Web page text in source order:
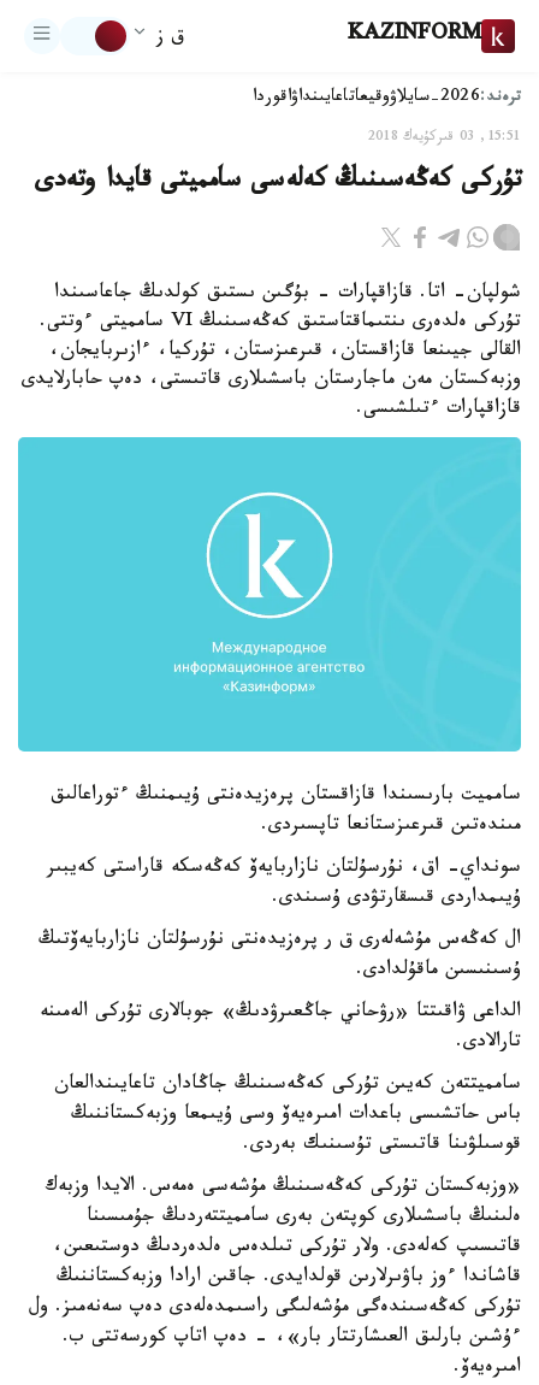
KAZINFORM ق ز
ترەند:2026-سايلاۋ وقيعاتاعايىنداۋاقوردا
15:51, 03 قىركۇيەك 2018
تۇركى كەڭەسىنىڭ كەلەسى سامميتى قايدا وتەدى
شولپان- اتا. قازاقپارات - بۇگىن ىستىق كولدىڭ جاعاسىندا
تۇركى ەلدەرى ىنتىماقتاستىق كەڭەسىنىڭ VI سامميتى ءوتتى.
القالى جيىنعا قازاقستان، قىرعىزستان، تۇركيا، ءازىربايجان،
وزبەكستان مەن ماجارستان باسشىلارى قاتىستى، دەپ حابارلايدى
قازاقپارات ءتىلشىسى.
سامميت بارىسىندا قازاقستان پرەزيدەنتى ۇيىمنىڭ ءتوراعالىق
مىندەتىن قىرعىزستانعا تاپسىردى.
سونداي- اق، نۇرسۇلتان نازاربايەۆ كەڭەسكە قاراستى كەيبىر
ۇيىمداردى قىسقارتۋدى ۇسىندى.
ال كەڭەس مۇشەلەرى ق ر پرەزيدەنتى نۇرسۇلتان نازاربايەۆتىڭ
ۇسىنىسىن ماقۇلدادى.
الداعى ۋاقىتتا «رۋحاني جاڭعىرۋدىڭ» جوبالارى تۇركى الەمىنە
تارالادى.
سامميتتەن كەيىن تۇركى كەڭەسىنىڭ جاڭادان تاعايىندالعان
باس حاتشىسى باعدات امىرەيەۆ وسى ۇيىمعا وزبەكستاننىڭ
قوسىلۋىنا قاتىستى تۇسىنىك بەردى.
«وزبەكستان تۇركى كەڭەسىنىڭ مۇشەسى ەمەس. الايدا وزبەك
ەلىنىڭ باسشىلارى كوپتەن بەرى سامميتتەردىڭ جۇمىسىنا
قاتىسىپ كەلەدى. ولار تۇركى تىلدەس ەلدەردىڭ دوستىعىن،
قاشاندا ءوز باۋىرلارىن قولدايدى. جاقىن ارادا وزبەكستاننىڭ
تۇركى كەڭەسىندەگى مۇشەلىگى راسىمدەلەدى دەپ سەنەمىز. ول
ءۇشىن بارلىق العىشارتتار بار»، - دەپ اتاپ كورسەتتى ب.
امىرەيەۆ.